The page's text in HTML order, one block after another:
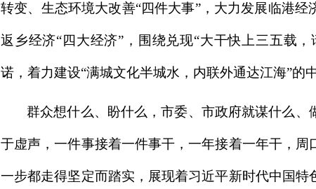
转变、生态环境大改善“四件大事”，大力发展临港经
返乡经济“四大经济”，围绕兑现“大干快上三五载
诺，着力建设“满城文化半城水，内联外通达江海”的
群众想什么、盼什么，市委、市政府就谋什么、
于虚声，一件事接着一件事干，一年接着一年干，周
一步都走得坚定而踏实，展现着习近平新时代中国特